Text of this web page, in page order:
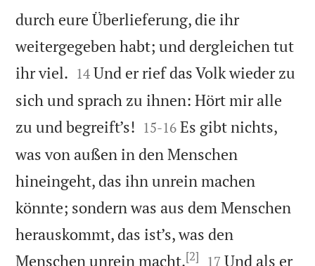
durch eure Überlieferung, die ihr
weitergegeben habt; und dergleichen tut
ihr viel. 

14 Und er rief das Volk wieder zu
sich und sprach zu ihnen: Hört mir alle
zu und begreift’s! 

15-16 Es gibt nichts,
was von außen in den Menschen
hineingeht, das ihn unrein machen
könnte; sondern was aus dem Menschen
herauskommt, das ist’s, was den
Menschen unrein macht.[2] 

17 Und als er